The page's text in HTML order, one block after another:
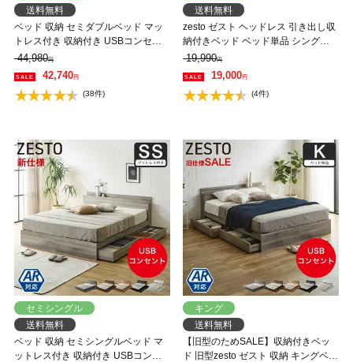
送料無料
ベッド 収納 セミダブルベッド マッ
トレス付き 収納付き USBコンセン
ト付き zesto ゼスト セミダブル 高密
度バリューポケットコイルマットレ
ス付き すのこベッド 引き出し付き
ベッド zesto 木製ベッド【AR】【z
44,980円
42,740円
(38件)
送料無料
zesto ゼスト ヘッドレス 引き出し収
納付きベッド ベッド単品 シングル 2
杯引出し付き すのこ床板 木製 【z有
料組立】 すのこベッド
19,990円
19,000円
(4件)
セミシングル
送料無料
ベッド 収納 セミシングルベッド マ
ットレス付き 収納付き USBコンセ
キング
送料無料
【旧型のためSALE】収納付きベッ
ド 旧型zesto ゼスト 収納 キングベッ